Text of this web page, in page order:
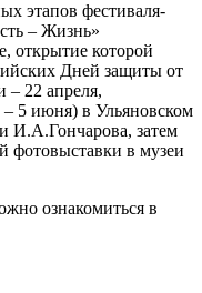
этапов фестиваля-
– Жизнь»
открытие которой
Дней защиты от
– 22 апреля,
5 июня) в Ульяновском
И.А.Гончарова, затем
фотовыставки в музеи
ознакомиться в